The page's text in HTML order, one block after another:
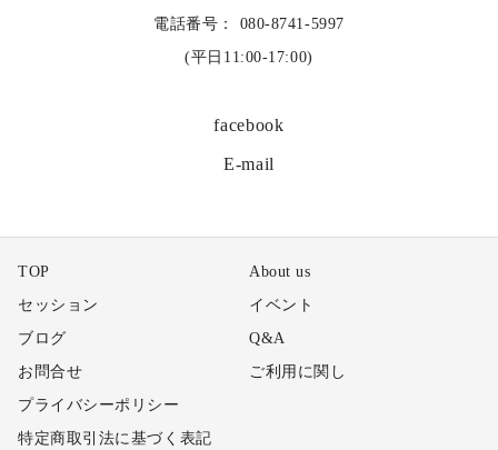
電話番号： 080-8741-5997
(平日11:00-17:00)
facebook
E-mail
TOP
About us
セッション
イベント
ブログ
Q&A
お問合せ
ご利用に関し
プライバシーポリシー
特定商取引法に基づく表記